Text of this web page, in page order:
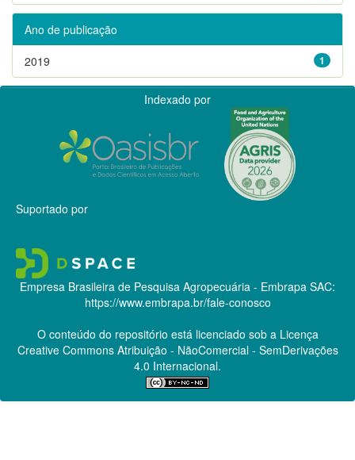
Ano de publicação
1
2019
Indexado por
Suportado por
Empresa Brasileira de Pesquisa Agropecuária - Embrapa SAC:
https://www.embrapa.br/fale-conosco
O conteúdo do repositório está licenciado sob a Licença
Creative CommonsAtribuição - NãoComercial - SemDerivações
4.0 Internacional.